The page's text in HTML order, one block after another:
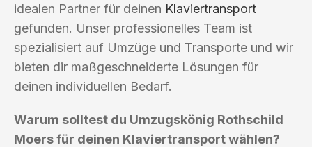
idealen Partner für deinen Klaviertransport
gefunden. Unser professionelles Team ist
spezialisiert auf Umzüge und Transporte und wir
bieten dir maßgeschneiderte Lösungen für
deinen individuellen Bedarf.
Warum solltest du Umzugskönig Rothschild
Moers für deinen Klaviertransport wählen?